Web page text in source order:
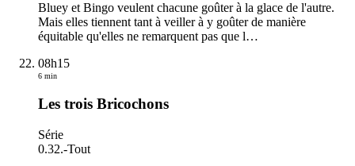
Bluey et Bingo veulent chacune goûter à la glace de l'autre.
Mais elles tiennent tant à veiller à y goûter de manière
équitable qu'elles ne remarquent pas que l…
08h15
6 min
Les trois Bricochons
Série
0.32.-Tout